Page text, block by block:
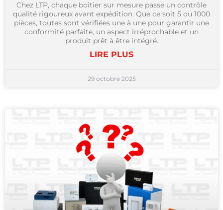
Chez LTP, chaque boîtier sur mesure passe un contrôle
qualité rigoureux avant expédition. Que ce soit 5 ou 1000
pièces, toutes sont vérifiées une à une pour garantir une
conformité parfaite, un aspect irréprochable et un
produit prêt à être intégré.
LIRE PLUS
29 octobre 2025